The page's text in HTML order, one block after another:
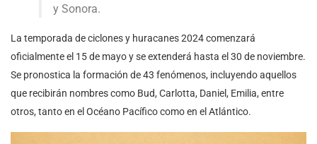
y Sonora.
La temporada de ciclones y huracanes 2024 comenzará
oficialmente el 15 de mayo y se extenderá hasta el 30 de noviembre.
Se pronostica la formación de 43 fenómenos, incluyendo aquellos
que recibirán nombres como Bud, Carlotta, Daniel, Emilia, entre
otros, tanto en el Océano Pacífico como en el Atlántico.